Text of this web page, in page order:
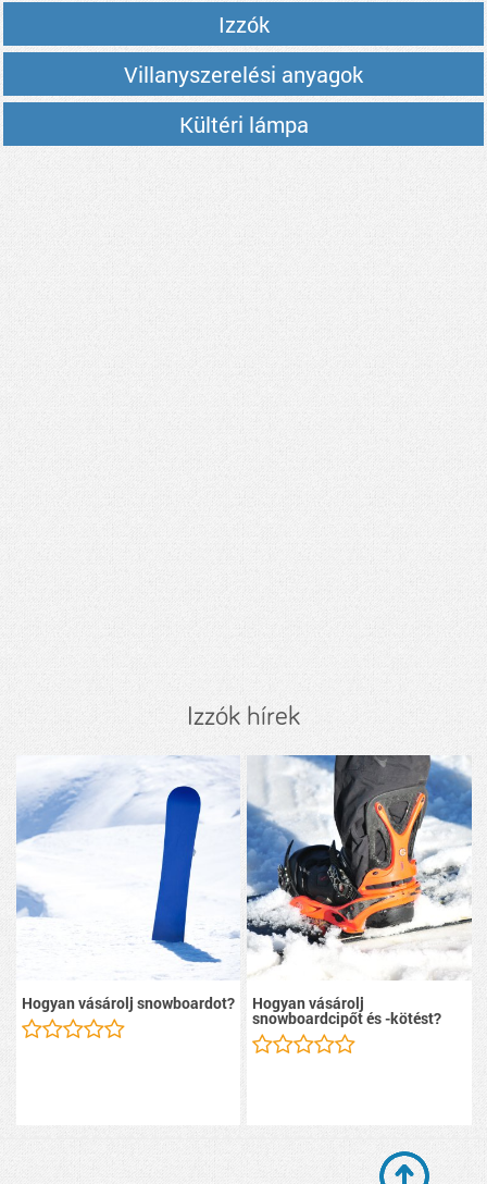
Izzók
Villanyszerelési anyagok
Kültéri lámpa
Izzók hírek
Hogyan vásárolj snowboardot? Hogyan vásárolj
snowboardcipőt és -kötést?